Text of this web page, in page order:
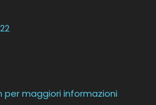
maggiori informazioni